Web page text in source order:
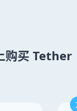
购买 Tether